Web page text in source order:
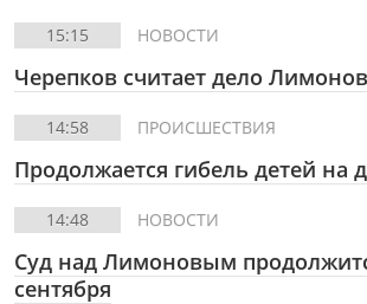
15:15 НОВОСТИ
Черепков считает дело
14:58 ПРОИСШЕСТВИЯ
Продолжается гибель детей на
14:48 НОВОСТИ
Суд над Лимоновым
сентября